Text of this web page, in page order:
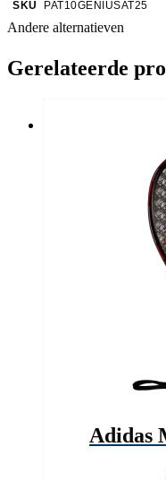
SKU PAT10GENIUSAT25
Andere alternatieven
Gerelateerde
Adidas